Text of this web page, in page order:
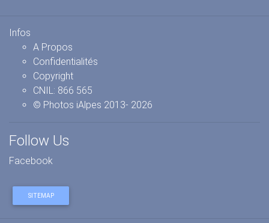
Infos
A Propos
Confidentialités
Copyright
CNIL: 866 565
© Photos iAlpes 2013- 2026
Follow Us
Facebook
SITEMAP